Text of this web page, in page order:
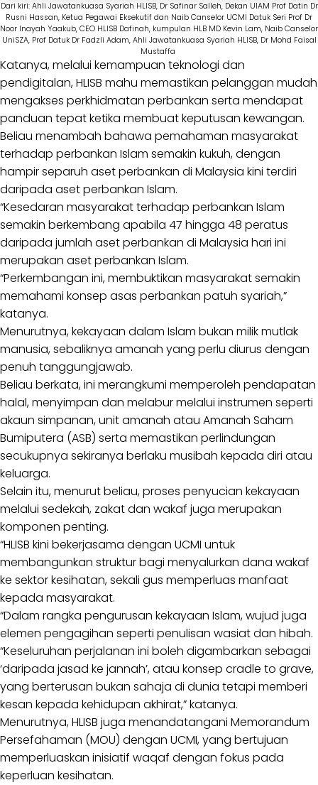
Dari kiri: Ahli Jawatankuasa Syariah HLISB, Dr Safinar Salleh, Dekan UIAM Prof Datin Dr
Rusni Hassan, Ketua Pegawai Eksekutif dan Naib Canselor UCMI Datuk Seri Prof Dr
Noor Inayah Yaakub, CEO HLISB Dafinah, kumpulan HLB MD Kevin Lam, Naib Canselor
UniSZA, Prof Datuk Dr Fadzli Adam, Ahli Jawatankuasa Syariah HLISB, Dr Mohd Faisal
Mustaffa
Katanya, melalui kemampuan teknologi dan
pendigitalan, HLISB mahu memastikan pelanggan mudah
mengakses perkhidmatan perbankan serta mendapat
panduan tepat ketika membuat keputusan kewangan.
Beliau menambah bahawa pemahaman masyarakat
terhadap perbankan Islam semakin kukuh, dengan
hampir separuh aset perbankan di Malaysia kini terdiri
daripada aset perbankan Islam.
“Kesedaran masyarakat terhadap perbankan Islam
semakin berkembang apabila 47 hingga 48 peratus
daripada jumlah aset perbankan di Malaysia hari ini
merupakan aset perbankan Islam.
“Perkembangan ini, membuktikan masyarakat semakin
memahami konsep asas perbankan patuh syariah,”
katanya.
Menurutnya, kekayaan dalam Islam bukan milik mutlak
manusia, sebaliknya amanah yang perlu diurus dengan
penuh tanggungjawab.
Beliau berkata, ini merangkumi memperoleh pendapatan
halal, menyimpan dan melabur melalui instrumen seperti
akaun simpanan, unit amanah atau Amanah Saham
Bumiputera (ASB) serta memastikan perlindungan
secukupnya sekiranya berlaku musibah kepada diri atau
keluarga.
Selain itu, menurut beliau, proses penyucian kekayaan
melalui sedekah, zakat dan wakaf juga merupakan
komponen penting.
“HLISB kini bekerjasama dengan UCMI untuk
membangunkan struktur bagi menyalurkan dana wakaf
ke sektor kesihatan, sekali gus memperluas manfaat
kepada masyarakat.
“Dalam rangka pengurusan kekayaan Islam, wujud juga
elemen pengagihan seperti penulisan wasiat dan hibah.
“Keseluruhan perjalanan ini boleh digambarkan sebagai
‘daripada jasad ke jannah’, atau konsep cradle to grave,
yang berterusan bukan sahaja di dunia tetapi memberi
kesan kepada kehidupan akhirat,” katanya.
Menurutnya, HLISB juga menandatangani Memorandum
Persefahaman (MOU) dengan UCMI, yang bertujuan
memperluaskan inisiatif waqaf dengan fokus pada
keperluan kesihatan.